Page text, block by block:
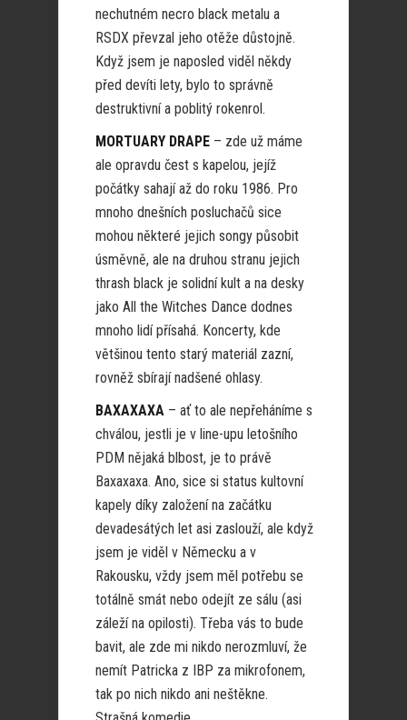
nechutném necro black metalu a
RSDX převzal jeho otěže důstojně.
Když jsem je naposled viděl někdy
před devíti lety, bylo to správně
destruktivní a poblitý rokenrol.
MORTUARY DRAPE – zde už máme
ale opravdu čest s kapelou, jejíž
počátky sahají až do roku 1986. Pro
mnoho dnešních posluchačů sice
mohou některé jejich songy působit
úsměvně, ale na druhou stranu jejich
thrash black je solidní kult a na desky
jako All the Witches Dance dodnes
mnoho lidí přísahá. Koncerty, kde
většinou tento starý materiál zazní,
rovněž sbírají nadšené ohlasy.
BAXAXAXA – ať to ale nepřeháníme s
chválou, jestli je v line-upu letošního
PDM nějaká blbost, je to právě
Baxaxaxa. Ano, sice si status kultovní
kapely díky založení na začátku
devadesátých let asi zaslouží, ale když
jsem je viděl v Německu a v
Rakousku, vždy jsem měl potřebu se
totálně smát nebo odejít ze sálu (asi
záleží na opilosti). Třeba vás to bude
bavit, ale zde mi nikdo nerozmluví, že
nemít Patricka z IBP za mikrofonem,
tak po nich nikdo ani neštěkne.